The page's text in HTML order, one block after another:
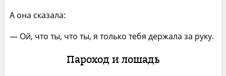
А она сказала:
— Ой, что ты, что ты, я только тебя держала за руку.
Пароход и лошадь